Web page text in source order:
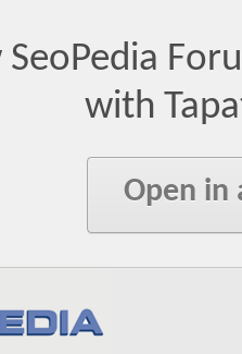
with
Open in